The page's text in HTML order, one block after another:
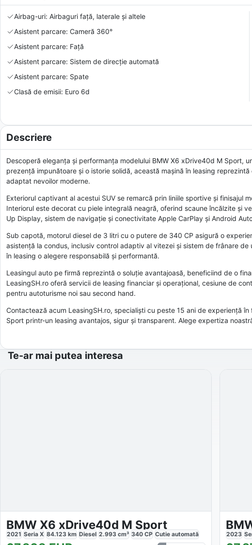
Airbag-uri: Airbaguri față, laterale și altele
Asistent parcare: Cameră 360°
Asistent parcare: Față
Asistent parcare: Sistem de direcție automată
Asistent parcare: Spate
Clasă de emisii: Euro 6d
Descriere
Descoperă eleganța și performanța modelului BMW X6 xDrive40d M Sport,
prezență impunătoare și o istorie solidă, această mașină în leasing
adaptat nevoilor moderne.
Exteriorul captivant al acestui SUV se remarcă prin liniile sportive și finisajul
Interiorul este decorat cu piele integrală neagră, oferind scaune încălzite și
Up Display, sistem de navigație și conectivitate Apple CarPlay și Android
Sub capotă, motorul diesel de 3 litri cu o putere de 340 CP asigură o
asistență la condus, inclusiv control adaptiv al vitezei și sistem de frânare
în leasing o alegere responsabilă și performantă.
Leasingul auto pe firmă reprezintă o soluție avantajoasă, beneficiind de o
LeasingSH.ro oferă servicii de leasing financiar și operațional, cesiune de
pentru autoturisme noi sau second hand.
Contactează acum LeasingSH.ro, specialiști cu peste 15 ani de experiență
Sport printr-un leasing avantajos, sigur și transparent. Alege expertiza
Te-ar mai putea interesa
BMW X6 xDrive40d M Sport
2021 Seria X 84.123 km Diesel 2.993 cm³ 340 CP Cutie automată 2023